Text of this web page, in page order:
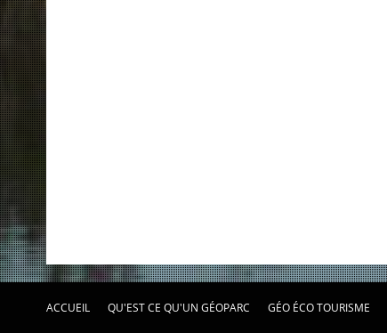
ACCUEIL QU'EST CE QU'UN GÉOPARC GÉO ÉCO TOURISME